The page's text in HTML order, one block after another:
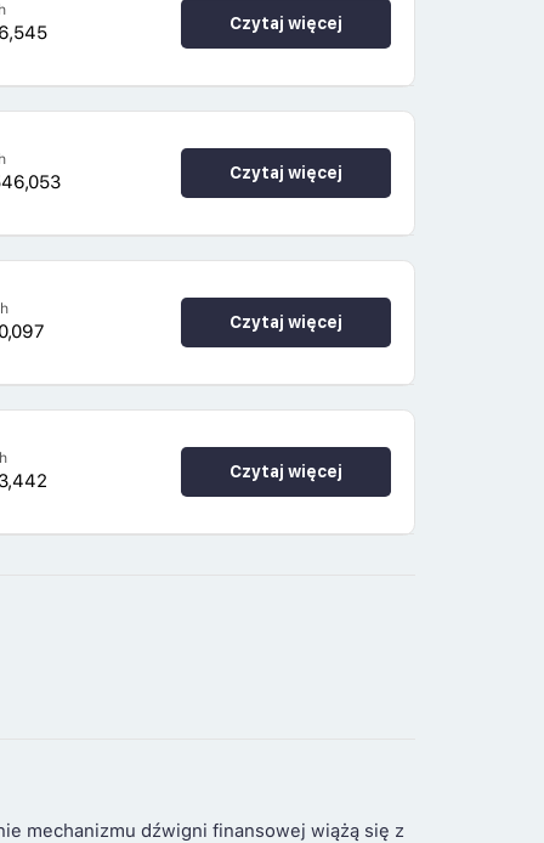
Czytaj więcej
Czytaj więcej
Czytaj więcej
Czytaj więcej
mechanizmu dźwigni finansowej wiążą się z